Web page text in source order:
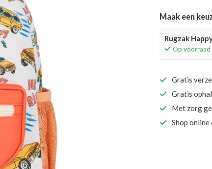
Maak een
Rugzak
Op voorraad
Gratis
Gratis
Met zorg
Shop online